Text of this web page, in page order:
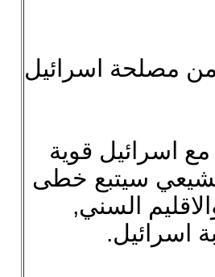
مصلحة اسرائيل
مع اسرائيل قوية
سيتبع خطى
السني,
اسرائيل.